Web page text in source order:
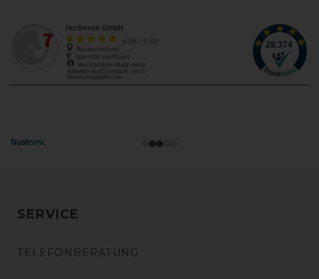
SERVICE
TELEFONBERATUNG